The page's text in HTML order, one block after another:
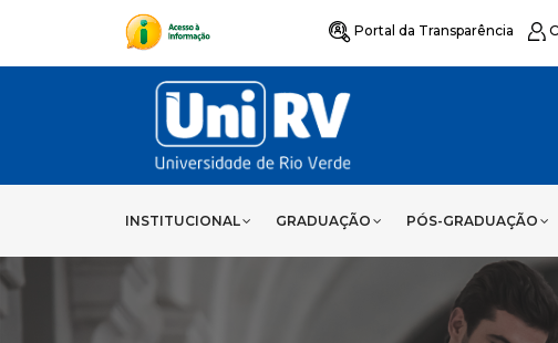
Portal da Transparência
INSTITUCIONAL GRADUAÇÃO PÓS-GRADUAÇÃO